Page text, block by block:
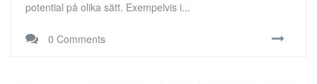
potential på olika sätt. Exempelvis i...
0 Comments